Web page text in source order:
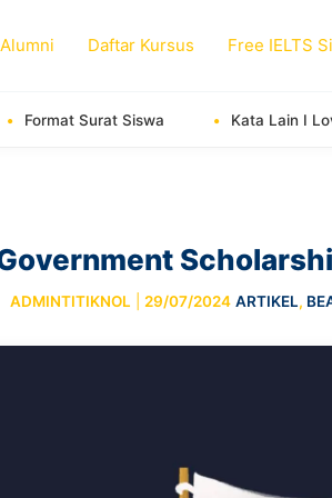
Daftar Kursus Free IELTS
Kata Lain I Love You Untuk
ADMINTITIKNOL 29/07/2024 ARTIKEL,